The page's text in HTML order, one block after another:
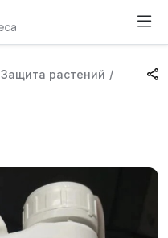
Защита растений /